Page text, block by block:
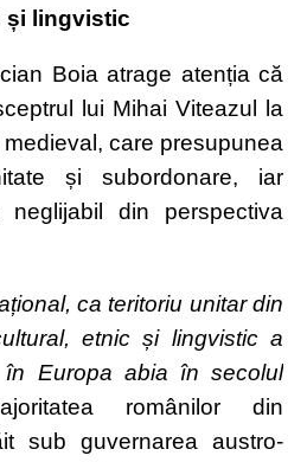
și lingvistic
Boia atrage atenția că
lui Mihai Viteazul la
care presupunea
și subordonare, iar
din perspectiva
ca teritoriu unitar din
etnic și lingvistic a
în Europa abia în secolul
românilor din
sub guvernarea austro-